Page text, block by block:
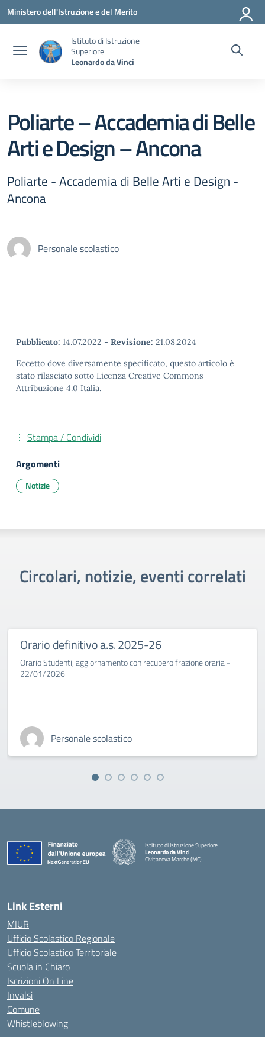
Vai ai contenuti
Vai al menu di navigazione
Vai al footer
Ministero dell'Istruzione e del Merito
Istituto di Istruzione
Superiore
Leonardo da Vinci
Poliarte – Accademia di Belle
Arti e Design – Ancona
Poliarte - Accademia di Belle Arti e Design -
Ancona
Personale scolastico
Pubblicato: 14.07.2022 - Revisione: 21.08.2024
Eccetto dove diversamente specificato, questo articolo è
stato rilasciato sotto Licenza Creative Commons
Attribuzione 4.0 Italia.
Stampa / Condividi
Argomenti
Notizie
Circolari, notizie, eventi correlati
Orario definitivo a.s. 2025-26
Orario Studenti, aggiornamento con recupero frazione oraria -
22/01/2026
Personale scolastico
Istituto di Istruzione Superiore
Leonardo da Vinci
Civitanova Marche (MC)
Link Esterni
MIUR
Ufficio Scolastico Regionale
Ufficio Scolastico Territoriale
Scuola in Chiaro
Iscrizioni On Line
Invalsi
Comune
Whistleblowing